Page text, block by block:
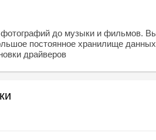
до музыки и фильмов.
постоянное хранилище
драйверов